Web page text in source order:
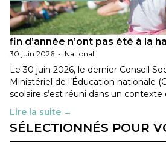
Les décisions ministérielles
fin d’année n’ont pas été à la
30 juin 2026 - National
Le 30 juin 2026, le dernier Conseil
Ministériel de l’Éducation nationale
scolaire s’est réuni dans un
Lire la suite →
SÉLECTIONNÉS POUR